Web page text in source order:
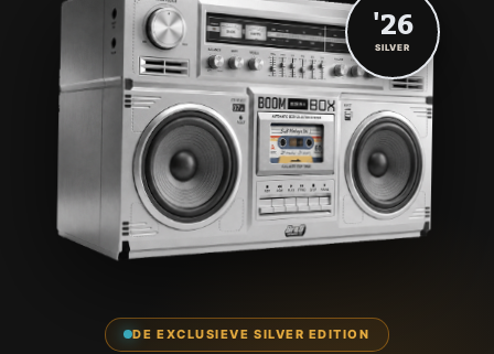
DE EXCLUSIEVE SILVER EDITION
'26
SILVER